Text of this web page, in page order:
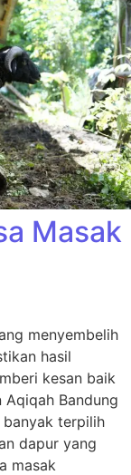
Masak
menyembelih
hasil
kesan baik
Aqiqah Bandung
banyak terpilih
dapur yang
masak